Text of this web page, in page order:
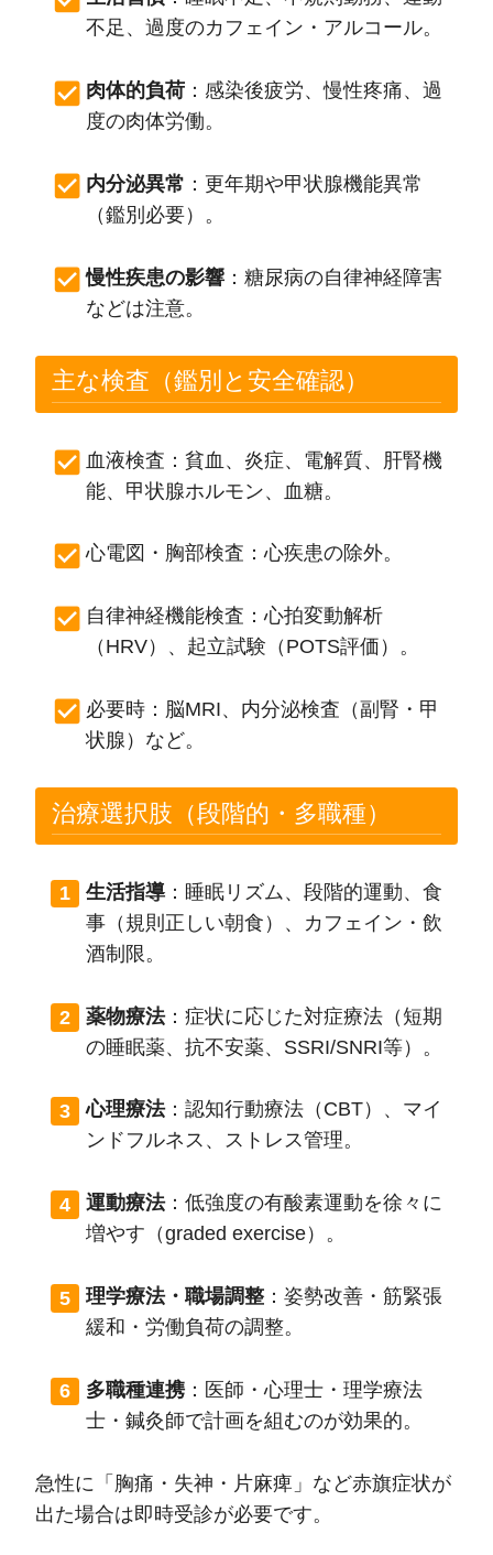
不足、過度のカフェイン・アルコール。
肉体的負荷 ：感染後疲労、慢性疼痛、過
度の肉体労働。
内分泌異常 ：更年期や甲状腺機能異常
（鑑別必要）。
慢性疾患の影響 ：糖尿病の自律神経障害
などは注意。
主な検査（鑑別と安全確認）
血液検査：貧血、炎症、電解質、肝腎機
能、甲状腺ホルモン、血糖。
心電図・胸部検査：心疾患の除外。
自律神経機能検査：心拍変動解析
（HRV）、起立試験（POTS評価）。
必要時：脳MRI、内分泌検査（副腎・甲
状腺）など。
治療選択肢（段階的・多職種）
生活指導 ：睡眠リズム、段階的運動、食
事（規則正しい朝食）、カフェイン・飲
酒制限。
薬物療法：症状に応じた対症療法（短期
の睡眠薬、抗不安薬、SSRI/SNRI等）。
心理療法：認知行動療法（CBT）、マイ
ンドフルネス、ストレス管理。
運動療法：低強度の有酸素運動を徐々に
増やす（graded exercise）。
理学療法・職場調整 ：姿勢改善・筋緊張
緩和・労働負荷の調整。
多職種連携：医師・心理士・理学療法
士・鍼灸師で計画を組むのが効果的。
急性に「胸痛・失神・片麻痺」など赤旗症状が
出た場合は即時受診が必要です。